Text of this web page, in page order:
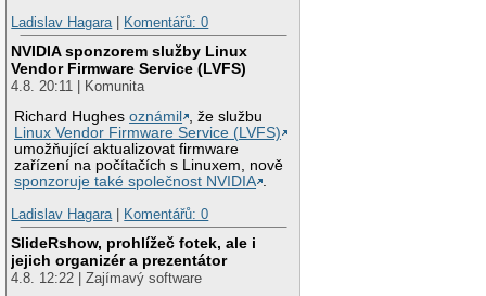
Ladislav Hagara| Komentářů: 0
NVIDIA sponzorem služby Linux
Vendor Firmware Service (LVFS)
4.8. 20:11 | Komunita
Richard Hughesoznámil
, že službu
Linux Vendor Firmware Service (LVFS)
umožňující aktualizovat firmware
zařízení na počítačích s Linuxem, nově
sponzoruje také společnost NVIDIA .
Ladislav Hagara| Komentářů: 0
SlideRshow, prohlížeč fotek, ale i
jejich organizér a prezentátor
4.8. 12:22 | Zajímavý software